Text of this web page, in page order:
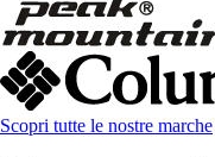
Scopri tutte le nostre marche